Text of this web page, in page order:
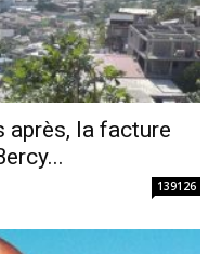
après, la facture
139126